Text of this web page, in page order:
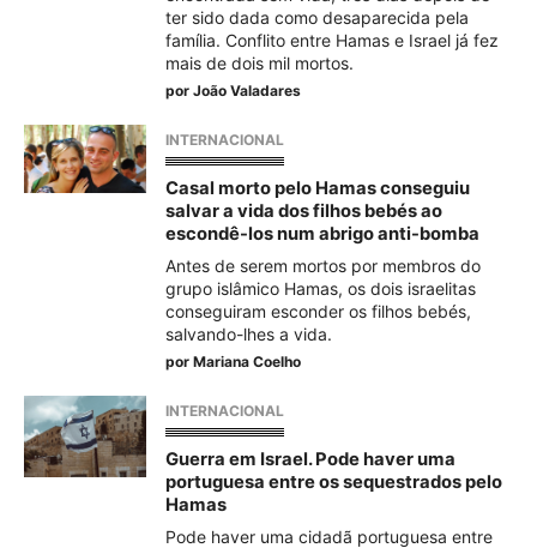
ter sido dada como desaparecida pela
família. Conflito entre Hamas e Israel já fez
mais de dois mil mortos.
por João Valadares
INTERNACIONAL
Casal morto pelo Hamas conseguiu
salvar a vida dos filhos bebés ao
escondê-los num abrigo anti-bomba
Antes de serem mortos por membros do
grupo islâmico Hamas, os dois israelitas
conseguiram esconder os filhos bebés,
salvando-lhes a vida.
por Mariana Coelho
INTERNACIONAL
Guerra em Israel. Pode haver uma
portuguesa entre os sequestrados pelo
Hamas
Pode haver uma cidadã portuguesa entre